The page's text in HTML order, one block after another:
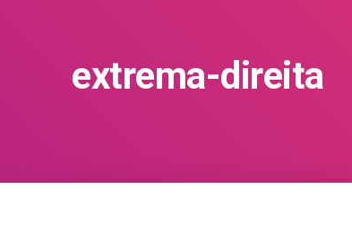
extrema-direita